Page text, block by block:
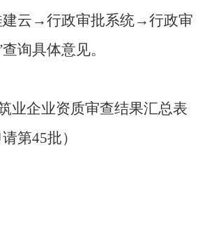
云 →行政审批系统→行政审
查询具体意见。
业企业资质审查结果汇总表
第45批）